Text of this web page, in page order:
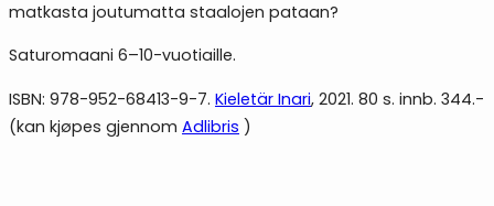
matkasta joutumatta staalojen pataan?
Saturomaani 6–10-vuotiaille.
ISBN: 978-952-68413-9-7. Kieletär Inari, 2021. 80 s. innb. 344.-
(kan kjøpes gjennom Adlibris )